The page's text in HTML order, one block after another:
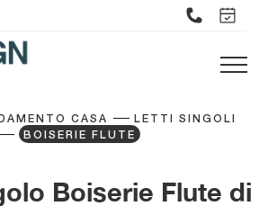
CASA
LETTI SINGOLI
BOISERIE FLUTE
Boiserie Flute di